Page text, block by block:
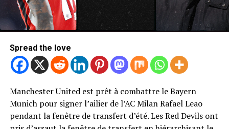
Photo de Mark Leech / Offside / Offside via Getty Images
Newcastle United Retour de Bryan
Spread the love
Manchester United est prêt à combattre le Bayern
Munich pour signer l’ailier de l’AC Milan Rafael Leao
pendant la fenêtre de transfert d’été. Les Red Devils ont